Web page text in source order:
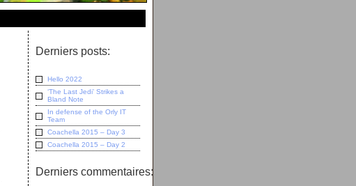
Derniers posts:
Hello 2022
‘The Last Jedi’ Strikes a
Bland Note
In defense of the Orly IT
Team
Coachella 2015 – Day 3
Coachella 2015 – Day 2
Derniers commentaires: